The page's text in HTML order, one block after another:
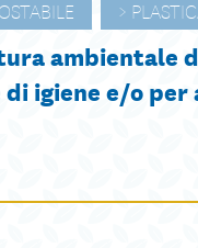
ambientale
igiene e/o